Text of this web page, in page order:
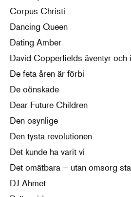
Corpus Christi
Dancing Queen
Dating Amber
David Copperfields äventyr och
De feta åren är förbi
De oönskade
Dear Future Children
Den osynlige
Den tysta revolutionen
Det kunde ha varit vi
Det omätbara – utan omsorg
DJ Ahmet